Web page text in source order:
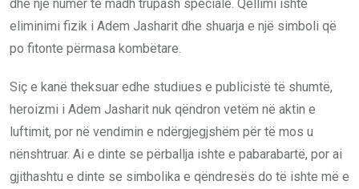
dhe një numër të madh trupash speciale. Qëllimi ishte
eliminimi fizik i Adem Jasharit dhe shuarja e një simboli që
po fitonte përmasa kombëtare.
Siç e kanë theksuar edhe studiues e publicistë të shumtë,
heroizmi i Adem Jasharit nuk qëndron vetëm në aktin e
luftimit, por në vendimin e ndërgjegjshëm për të mos u
nënshtruar. Ai e dinte se përballja ishte e pabarabartë, por ai
gjithashtu e dinte se simbolika e qëndresës do të ishte më e